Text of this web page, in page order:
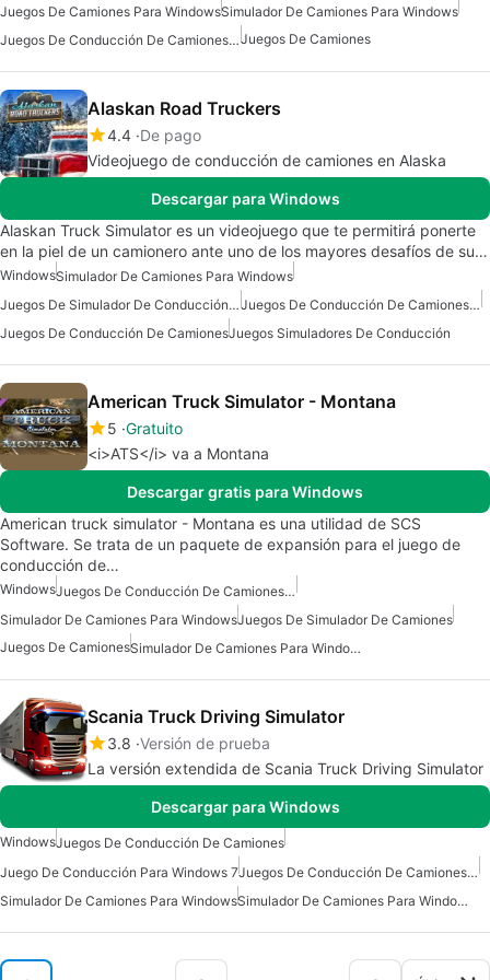
Juegos De Camiones Para WindowsSimulador De Camiones Para Windows
Juegos De Conducción De Camiones Para WindowsJuegos De Camiones
Alaskan Road Truckers
4.4 De pago
Videojuego de conducción de camiones en Alaska
Descargar para Windows
Alaskan Truck Simulator es un videojuego que te permitirá ponerte
en la piel de un camionero ante uno de los mayores desafíos de su…
WindowsSimulador De Camiones Para Windows
Juegos De Simulador De Conducción Para Windows 10
Juegos De Conducción De Camiones Para Windows
Juegos De Conducción De CamionesJuegos Simuladores De Conducción
American Truck Simulator - Montana
5 Gratuito
<i>ATS</i> va a Montana
Descargar gratis para Windows
American truck simulator - Montana es una utilidad de SCS
Software. Se trata de un paquete de expansión para el juego de
conducción de…
Windows
Juegos De Conducción De Camiones Para Windows
Simulador De Camiones Para WindowsJuegos De Simulador De Camiones
Juegos De Camiones
Simulador De Camiones Para Windows 7
Scania Truck Driving Simulator
3.8 Versión de prueba
La versión extendida de Scania Truck Driving Simulator
Descargar para Windows
WindowsJuegos De Conducción De Camiones
Juego De Conducción Para Windows 7
Juegos De Conducción De Camiones Gratis
Simulador De Camiones Para Windows
Simulador De Camiones Para Windows 7